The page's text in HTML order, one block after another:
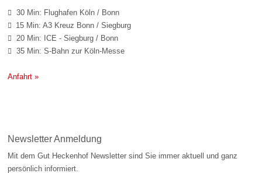
 30 Min: Flughafen Köln / Bonn
 15 Min: A3 Kreuz Bonn / Siegburg
 20 Min: ICE - Siegburg / Bonn
 35 Min: S-Bahn zur Köln-Messe
Anfahrt »
Newsletter Anmeldung
Mit dem Gut Heckenhof Newsletter sind Sie immer aktuell und ganz
persönlich informiert.